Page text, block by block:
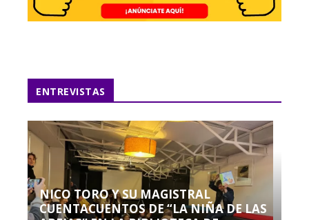
ENTREVISTAS
NICO TORO Y SU MAGISTRAL
CUENTACUENTOS DE “LA NIÑA DE LAS